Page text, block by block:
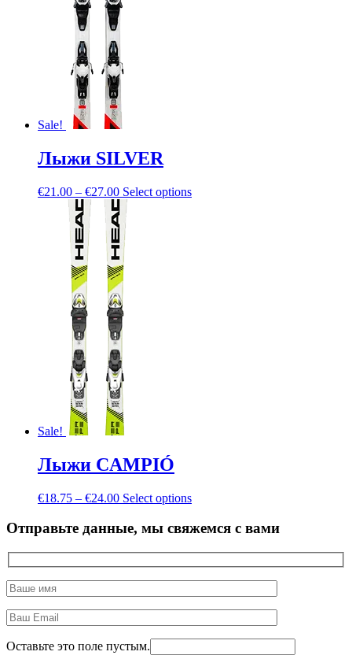
Sale!
Лыжи SILVER
€21.00 – €27.00 Select options
Sale!
Лыжи CAMPIÓ
€18.75 – €24.00 Select options
Отправьте данные, мы свяжемся с вами
Оставьте это поле пустым.